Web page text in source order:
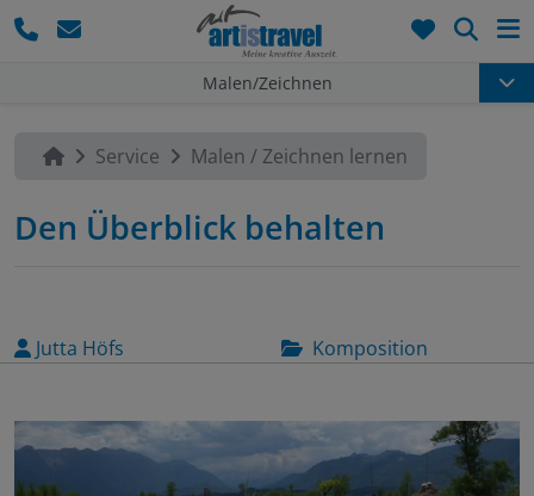
Malen/Zeichnen
Service Malen / Zeichnen lernen
Den Überblick behalten
Jutta Höfs Komposition